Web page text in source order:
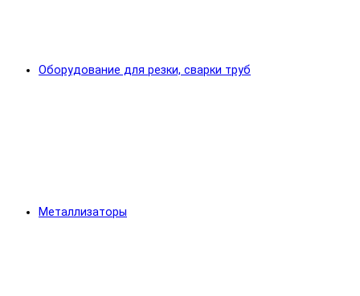
Оборудование для резки, сварки труб
Металлизаторы